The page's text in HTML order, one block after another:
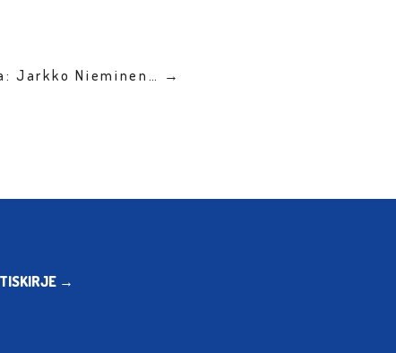
Jarkko Nieminen… →
→